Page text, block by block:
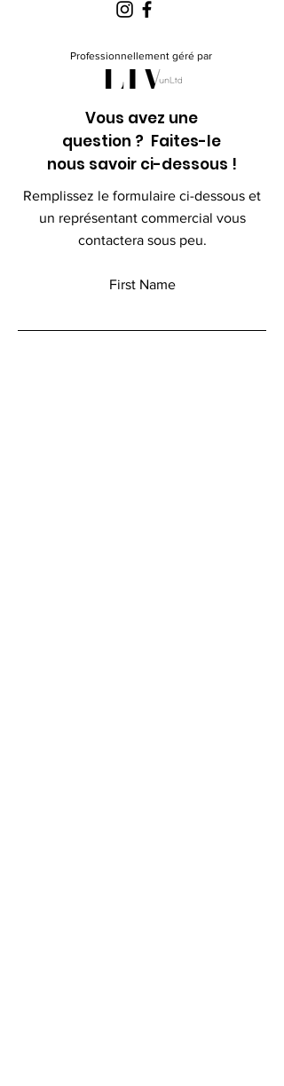
Professionnellement géré par
Vous avez une
question ? Faites-le
nous savoir ci-dessous !
Remplissez le formulaire ci-dessous et
un représentant commercial vous
contactera sous peu.
First Name